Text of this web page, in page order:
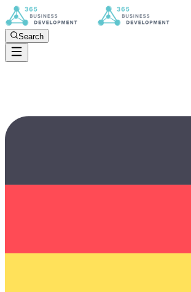
Search